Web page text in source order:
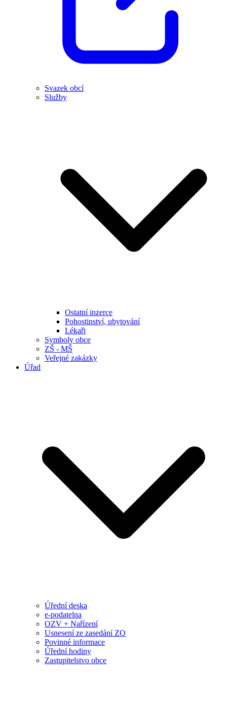
Svazek obcí
Služby
Ostatní inzerce
Pohostinství, ubytování
Lékaři
Symboly obce
ZŠ - MŠ
Veřejné zakázky
Úřad
Úřední deska
e-podatelna
OZV + Nařízení
Usnesení ze zasedání ZO
Povinné informace
Úřední hodiny
Zastupitelstvo obce